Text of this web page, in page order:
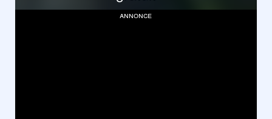
annonce